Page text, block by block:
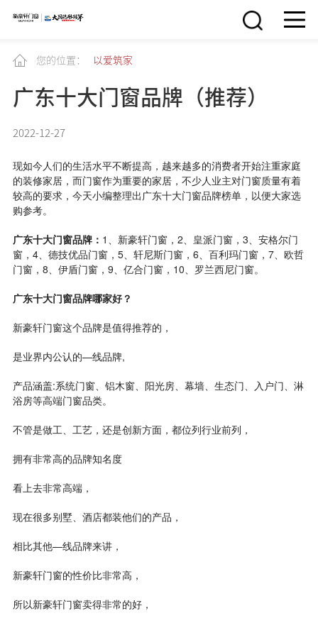
您的位置： 以爱筑家
广东十大门窗品牌（推荐）
2022-12-27
现如今人们的生活水平不断提高，越来越多的消费者开始注重家庭
的装修家居，而门窗作为重要的家居，不少人业主对门窗质量有着
较高的要求，今天小编整理出广东十大门窗品牌榜单，以便大家选
购参考。
广东十大门窗品牌： 1、新豪轩门窗，2、皇派门窗，3、安格尔门
窗，4、德技优品门窗，5、轩尼斯门窗，6、百利玛门窗，7、欧哲
门窗，8、伊盾门窗，9、亿合门窗，10、罗兰西尼门窗。
广东十大门窗品牌哪家好？
新豪轩门窗这个品牌是值得推荐的，
是业界内公认的—线品牌,
产品涵盖:系统门窗、铝木窗、阳光房、幕墙、生态门、入户门、淋
浴房等高端门窗品类。
不管是做工、工艺，还是创新方面，都位列行业前列，
拥有非常高的品牌知名度
看上去非常高端，
现在很多别墅、酒店都装他们的产品，
相比其他—线品牌来讲，
新豪轩门窗的性价比非常高，
所以新豪轩门窗卖得非常的好，